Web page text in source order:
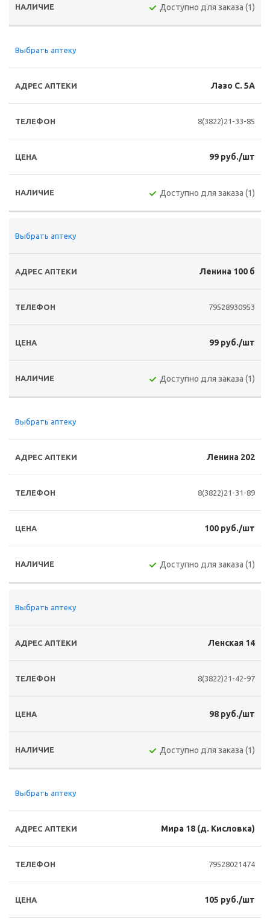
Доступно для заказа (1)
Выбрать аптеку
Лазо С. 5А
8(3822)21-33-85
99 руб./шт
Доступно для заказа (1)
Выбрать аптеку
Ленина 100 б
79528930953
99 руб./шт
Доступно для заказа (1)
Выбрать аптеку
Ленина 202
8(3822)21-31-89
100 руб./шт
Доступно для заказа (1)
Выбрать аптеку
Ленская 14
8(3822)21-42-97
98 руб./шт
Доступно для заказа (1)
Выбрать аптеку
Мира 18 (д. Кисловка)
79528021474
105 руб./шт